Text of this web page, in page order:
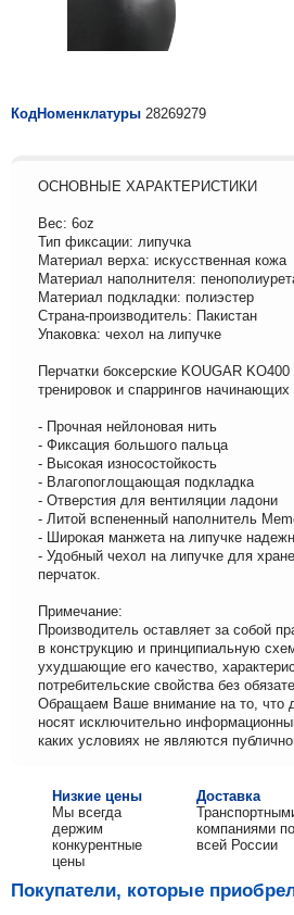
КодНоменклатуры 28269279
ОСНОВНЫЕ ХАРАКТЕРИСТИКИ
Вес: 6oz
Тип фиксации: липучка
Материал верха: искусственная кожа
Материал наполнителя:
Материал подкладки: полиэстер
Страна-производитель: Пакистан
Упаковка: чехол на липучке
Перчатки боксерские KOUGAR
тренировок и спаррингов начинающих
- Прочная нейлоновая нить
- Фиксация большого пальца
- Высокая износостойкость
- Влагопоглощающая подкладка
- Отверстия для вентиляции ладони
- Литой вспененный наполнитель
- Широкая манжета на липучке
- Удобный чехол на липучке для
перчаток.
Примечание:
Производитель оставляет за собой
в конструкцию и принципиальную
ухудшающие его качество,
потребительские свойства без
Обращаем Ваше внимание на то, что
носят исключительно
каких условиях не являются
Низкие цены
Мы всегда
держим
конкурентные
цены
Доставка
компаниями по
всей России
Покупатели, которые